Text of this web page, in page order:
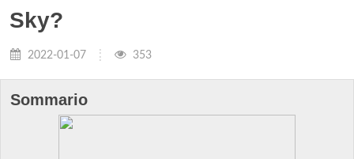
Sky?
2022-01-07 353
Sommario